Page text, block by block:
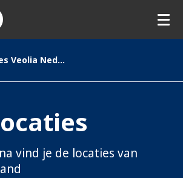
Locaties Veolia Nederland
vind je de locaties van